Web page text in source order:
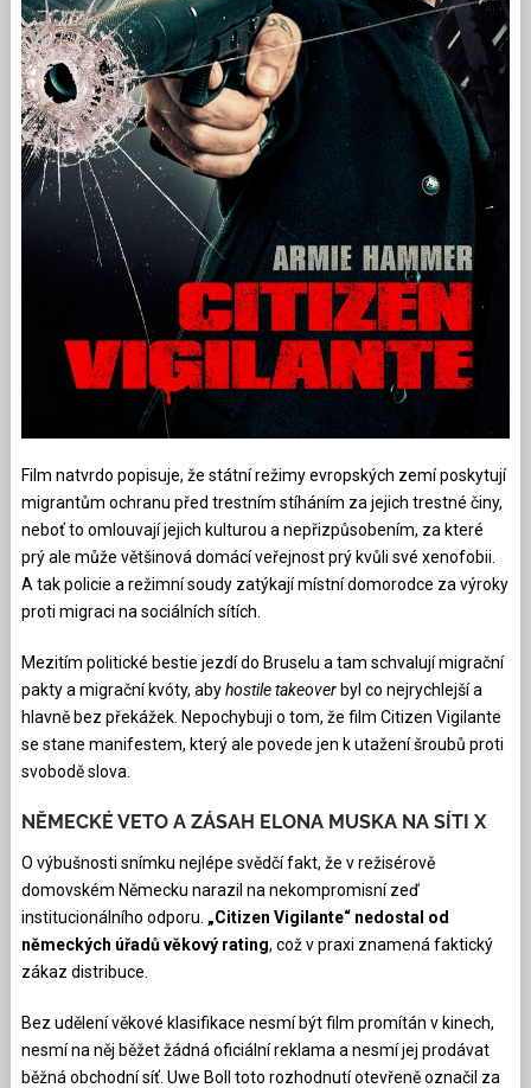
Film natvrdo popisuje, že státní režimy evropských zemí poskytují
migrantům ochranu před trestním stíháním za jejich trestné činy,
neboť to omlouvají jejich kulturou a nepřizpůsobením, za které
prý ale může většinová domácí veřejnost prý kvůli své xenofobii.
A tak policie a režimní soudy zatýkají místní domorodce za výroky
proti migraci na sociálních sítích.
Mezitím politické bestie jezdí do Bruselu a tam schvalují migrační
pakty a migrační kvóty, abyhostile takeoverbyl co nejrychlejší a
hlavně bez překážek. Nepochybuji o tom, že film Citizen Vigilante
se stane manifestem, který ale povede jen k utažení šroubů proti
svobodě slova.
NĚMECKÉ VETO A ZÁSAH ELONA MUSKA NA SÍTI X
O výbušnosti snímku nejlépe svědčí fakt, že v režisérově
domovském Německu narazil na nekompromisní zeď
institucionálního odporu. „Citizen Vigilante“ nedostal od
německých úřadů věkový rating, což v praxi znamená faktický
zákaz distribuce.
Bez udělení věkové klasifikace nesmí být film promítán v kinech,
nesmí na něj běžet žádná oficiální reklama a nesmí jej prodávat
běžná obchodní síť. Uwe Boll toto rozhodnutí otevřeně označil za